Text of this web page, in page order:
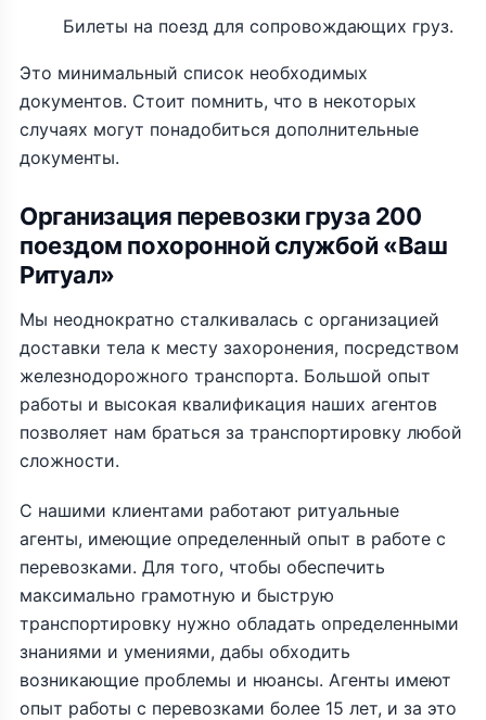
Билеты на поезд для сопровождающих груз.
Это минимальный список необходимых
документов. Стоит помнить, что в некоторых
случаях могут понадобиться дополнительные
документы.
Организация перевозки груза 200
поездом похоронной службой «Ваш
Ритуал»
Мы неоднократно сталкивалась с организацией
доставки тела к месту захоронения, посредством
железнодорожного транспорта. Большой опыт
работы и высокая квалификация наших агентов
позволяет нам браться за транспортировку любой
сложности.
С нашими клиентами работают ритуальные
агенты, имеющие определенный опыт в работе с
перевозками. Для того, чтобы обеспечить
максимально грамотную и быструю
транспортировку нужно обладать определенными
знаниями и умениями, дабы обходить
возникающие проблемы и нюансы. Агенты имеют
опыт работы с перевозками более 15 лет, и за это